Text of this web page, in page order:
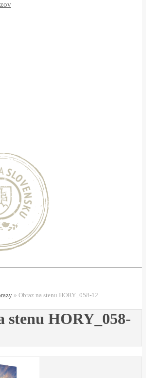
» Obraz na stenu HORY_058-12
stenu HORY_058-